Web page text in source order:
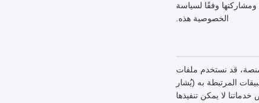
وفقًا لسياسة
الخصوصية هذه.
قد نستخدم ملفات
المرتبطة به (يُشار
لا يمكن تنفيذها